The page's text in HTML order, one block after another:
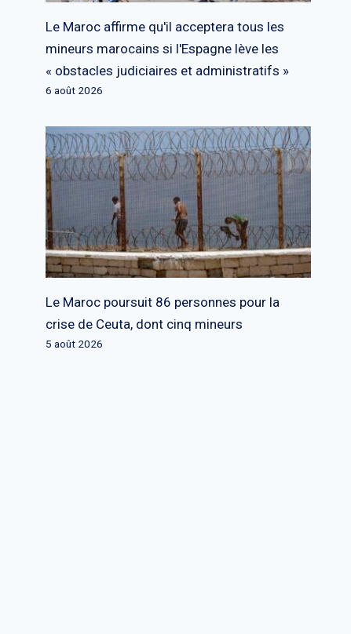
Le Maroc affirme qu'il acceptera tous les
mineurs marocains si l'Espagne lève les
« obstacles judiciaires et administratifs »
6 août 2026
Le Maroc poursuit 86 personnes pour la
crise de Ceuta, dont cinq mineurs
5 août 2026